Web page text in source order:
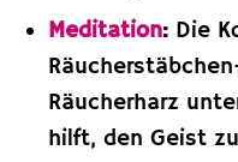
Meditation:Die
Räucherharz
hilft, den Geist